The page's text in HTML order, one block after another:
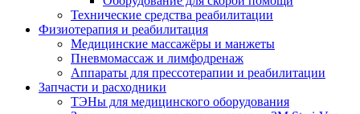
Технические средства реабилитации
Физиотерапия и реабилитация
Медицинские массажёры и манжеты
Пневмомассаж и лимфодренаж
Аппараты для прессотерапии и реабилитации
Запчасти и расходники
ТЭНы для медицинского оборудования